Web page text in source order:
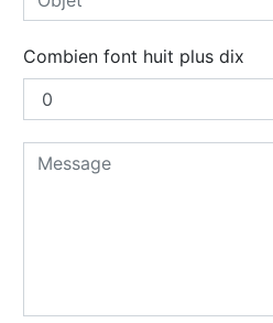
Combien font huit plus dix